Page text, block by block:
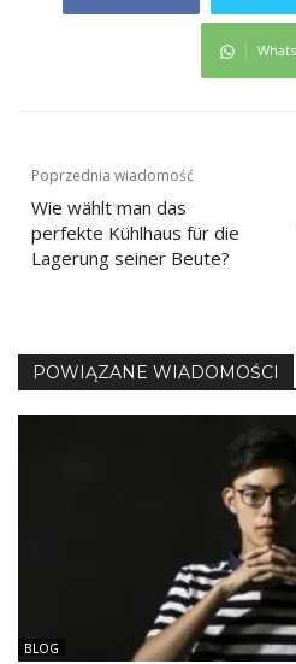
Nawigacja
wpisu
Poprzednia wiadomość
Wie wählt man das
perfekte Kühlhaus für die
Lagerung seiner Beute?
POWIĄZANE WIADOMOŚCI
BLOG